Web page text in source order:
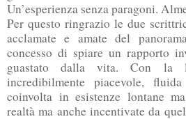
Un’esperienza senza paragoni.
Per questo ringrazio le due
acclamate e amate del
concesso di spiare un rapporto
guastato dalla vita. Con la
incredibilmente piacevole,
coinvolta in esistenze lontane
realtà ma anche incentivate da